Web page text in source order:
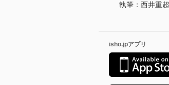
執筆：西井重超
isho.jpアプリ